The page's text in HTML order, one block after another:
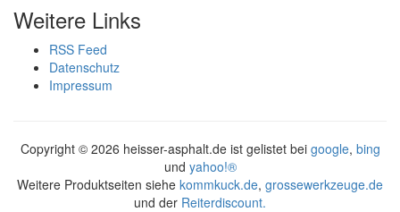
Weitere Links
RSS Feed
Datenschutz
Impressum
Copyright © 2026 heisser-asphalt.de ist gelistet bei google, bing
und yahoo!®
Weitere Produktseiten siehe kommkuck.de, grossewerkzeuge.de
und der Reiterdiscount.